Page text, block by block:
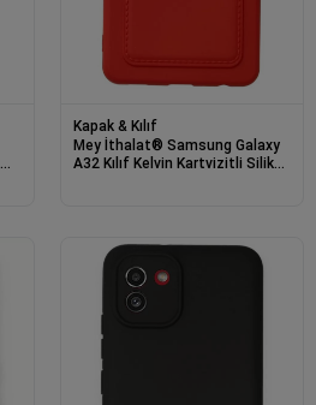
Kapak & Kılıf
Mey İthalat® Samsung Galaxy
A32 Kılıf Kelvin Kartvizitli Silikon